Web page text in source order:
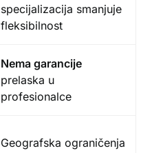
specijalizacija smanjuje
fleksibilnost
Nema garancije
prelaska u
profesionalce
Geografska ograničenja